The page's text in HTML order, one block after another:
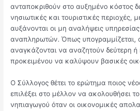
ανταποκριθούν στο αυξημένο κόστος
νησιωτικές και τουριστικές περιοχές,
αυξάνονται οι μη αναλήψεις υπηρεσίας
αναπληρωτών. Όπως υπογραμμίζεται,
αναγκάζονται να αναζητούν δεύτερη ή
προκειμένου να καλύψουν βασικές
Ο Σύλλογος θέτει το ερώτημα ποιος
επιλέξει στο μέλλον να ακολουθήσει
νηπιαγωγού όταν οι οικονομικές